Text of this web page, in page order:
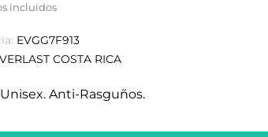
incluidos
EVGG7F913
COSTA RICA
Anti-Rasguños.